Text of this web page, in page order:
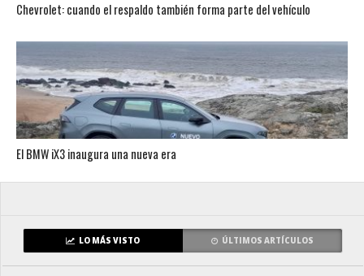
Chevrolet: cuando el respaldo también forma parte del vehículo
El BMW iX3 inaugura una nueva era
LO MÁS VISTO ÚLTIMOS ARTÍCULOS